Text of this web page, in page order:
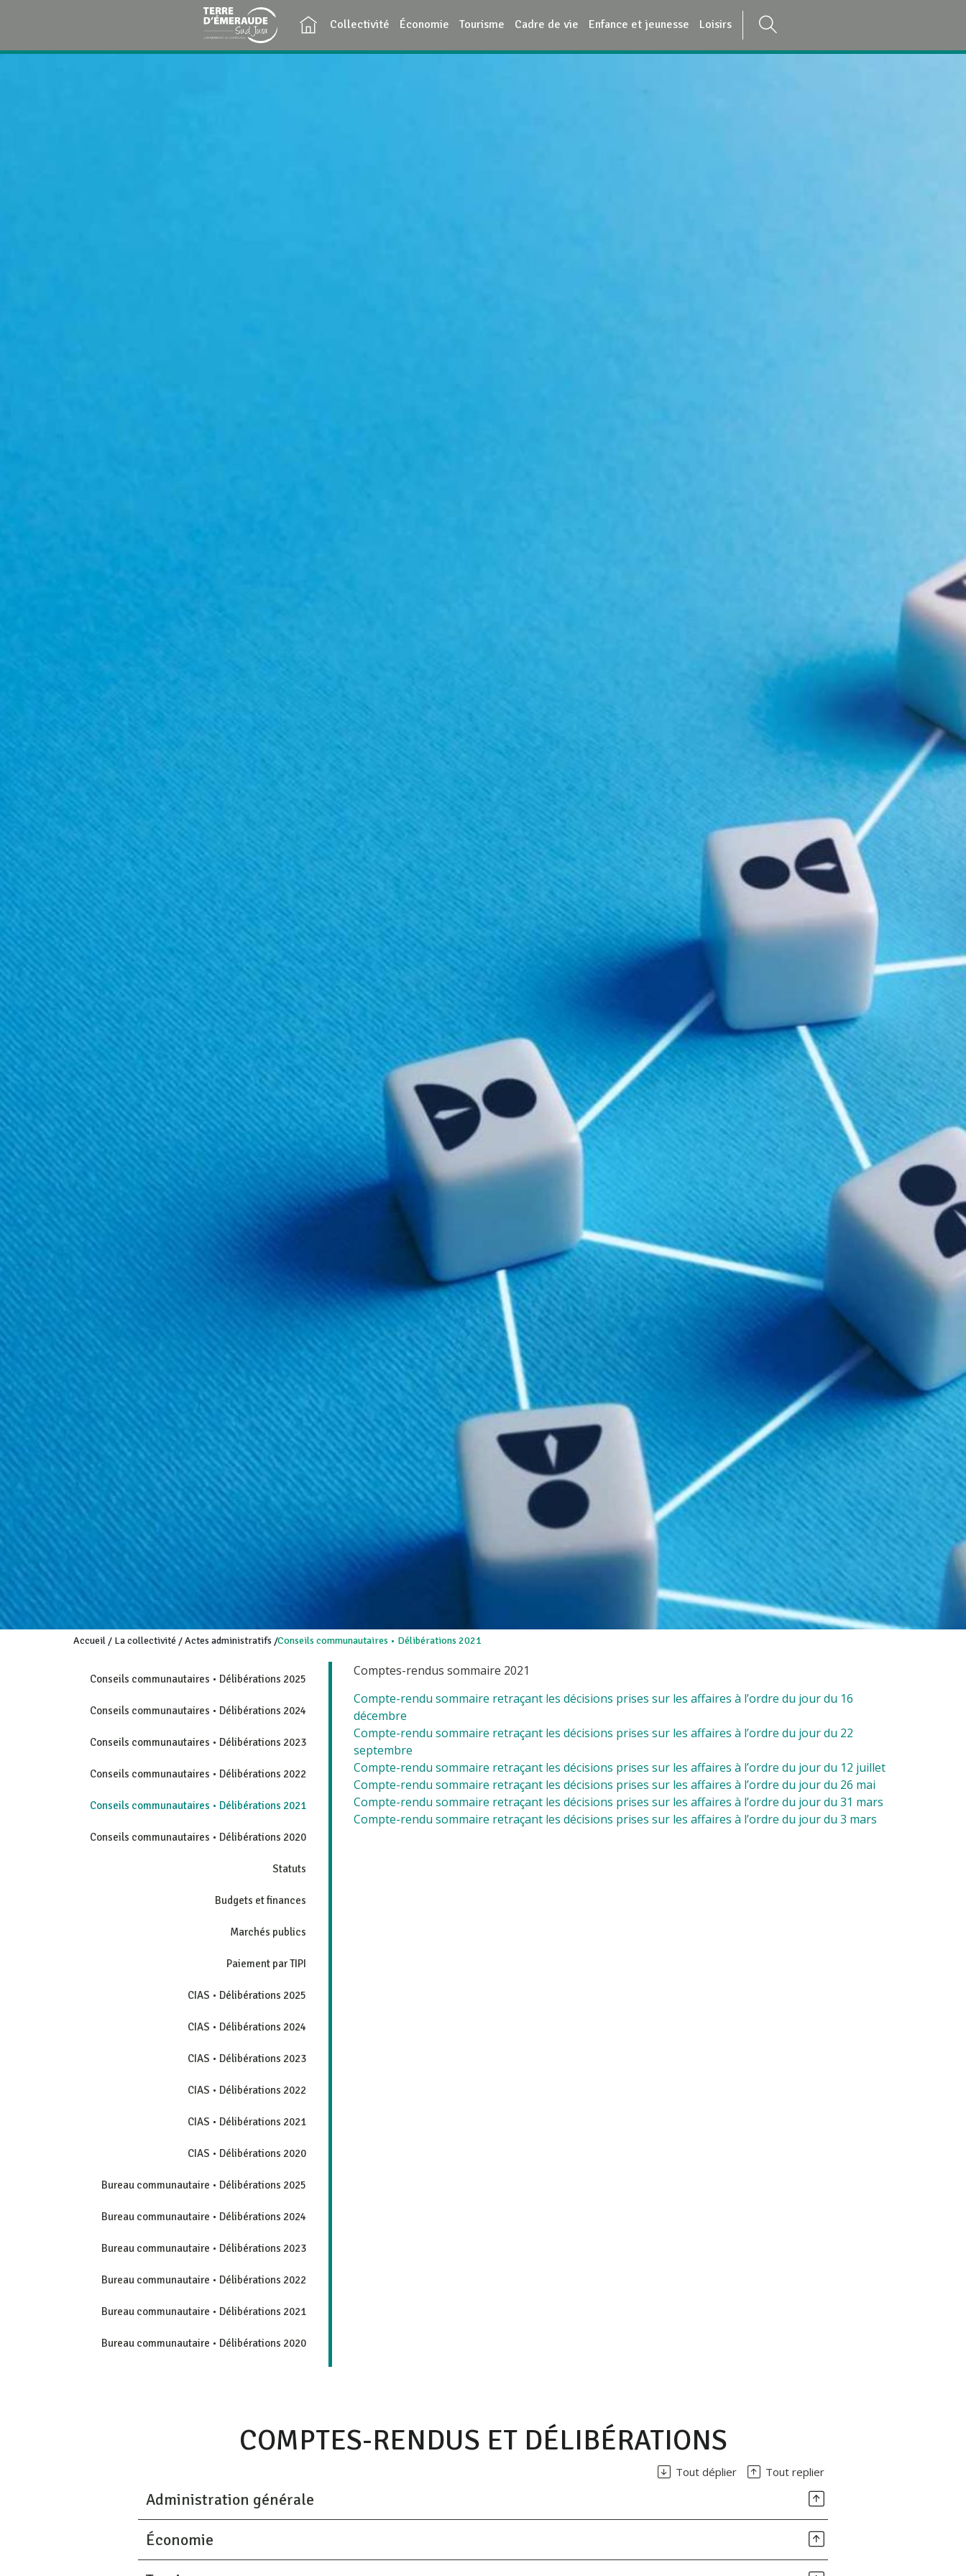
Collectivité Économie Tourisme Cadre de vie Enfance et jeunesse Loisirs
Accueil / La collectivité /Actes administratifs /Conseils communautaires • Délibérations 2021
Conseils communautaires • Délibérations 2025
Conseils communautaires • Délibérations 2024
Conseils communautaires • Délibérations 2023
Conseils communautaires • Délibérations 2022
Conseils communautaires • Délibérations 2021
Conseils communautaires • Délibérations 2020
Statuts
Budgets et finances
Marchés publics
Paiement par TIPI
CIAS • Délibérations 2025
CIAS • Délibérations 2024
CIAS • Délibérations 2023
CIAS • Délibérations 2022
CIAS • Délibérations 2021
CIAS • Délibérations 2020
Bureau communautaire • Délibérations 2025
Bureau communautaire • Délibérations 2024
Bureau communautaire • Délibérations 2023
Bureau communautaire • Délibérations 2022
Bureau communautaire • Délibérations 2021
Bureau communautaire • Délibérations 2020
Comptes-rendus sommaire 2021
Compte-rendu sommaire retraçant les décisions prises sur les affaires à l’ordre du jour du 16
décembre
Compte-rendu sommaire retraçant les décisions prises sur les affaires à l’ordre du jour du 22
septembre
Compte-rendu sommaire retraçant les décisions prises sur les affaires à l’ordre du jour du 12 juillet
Compte-rendu sommaire retraçant les décisions prises sur les affaires à l’ordre du jour du 26 mai
Compte-rendu sommaire retraçant les décisions prises sur les affaires à l’ordre du jour du 31 mars
Compte-rendu sommaire retraçant les décisions prises sur les affaires à l’ordre du jour du 3 mars
COMPTES-RENDUS ET DÉLIBÉRATIONS
Tout replier
Tout déplier
Administration générale
Économie